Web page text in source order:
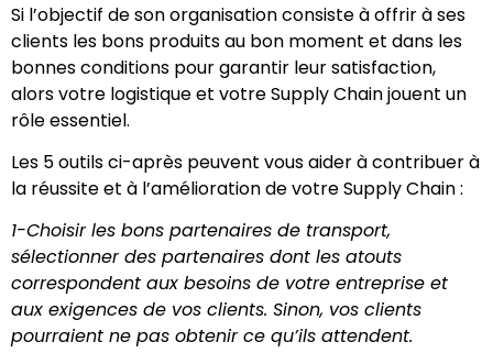
Si l’objectif de son organisation consiste à offrir à ses
clients les bons produits au bon moment et dans les
bonnes conditions pour garantir leur satisfaction,
alors votre logistique et votre Supply Chain jouent un
rôle essentiel.
Les 5 outils ci-après peuvent vous aider à contribuer à
la réussite et à l’amélioration de votre Supply Chain :
1-Choisir les bons partenaires de transport,
sélectionner des partenaires dont les atouts
correspondent aux besoins de votre entreprise et
aux exigences de vos clients. Sinon, vos clients
pourraient ne pas obtenir ce qu’ils attendent.